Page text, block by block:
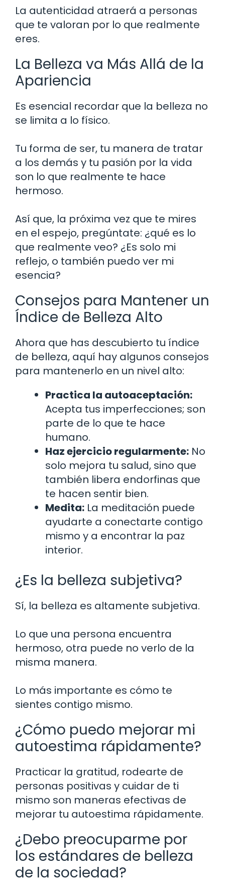
La autenticidad atraerá a personas
que te valoran por lo que realmente
eres.
La Belleza va Más Allá de la
Apariencia
Es esencial recordar que la belleza no
se limita a lo físico.
Tu forma de ser, tu manera de tratar
a los demás y tu pasión por la vida
son lo que realmente te hace
hermoso.
Así que, la próxima vez que te mires
en el espejo, pregúntate: ¿qué es lo
que realmente veo? ¿Es solo mi
reflejo, o también puedo ver mi
esencia?
Consejos para Mantener un
Índice de Belleza Alto
Ahora que has descubierto tu índice
de belleza, aquí hay algunos consejos
para mantenerlo en un nivel alto:
Practica la autoaceptación:
Acepta tus imperfecciones; son
parte de lo que te hace
humano.
Haz ejercicio regularmente: No
solo mejora tu salud, sino que
también libera endorfinas que
te hacen sentir bien.
Medita: La meditación puede
ayudarte a conectarte contigo
mismo y a encontrar la paz
interior.
¿Es la belleza subjetiva?
Sí, la belleza es altamente subjetiva.
Lo que una persona encuentra
hermoso, otra puede no verlo de la
misma manera.
Lo más importante es cómo te
sientes contigo mismo.
¿Cómo puedo mejorar mi
autoestima rápidamente?
Practicar la gratitud, rodearte de
personas positivas y cuidar de ti
mismo son maneras efectivas de
mejorar tu autoestima rápidamente.
¿Debo preocuparme por
los estándares de belleza
de la sociedad?